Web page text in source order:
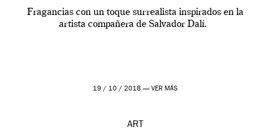
Fragancias con un toque surrealista inspirados en la
artista compañera de Salvador Dalí.
19 / 10 / 2018 — VER MÁS
ART